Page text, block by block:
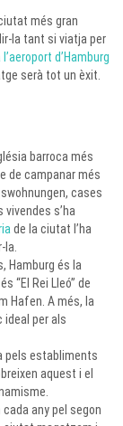
més gran
la tant si viatja per
d’Hamburg
serà tot un èxit.
barroca més
de campanar més
cases
s’ha
de la ciutat l’ha
Hamburg és la
“El Rei Lleó” de
Hafen. A més, la
ideal per als
pels establiments
aquest i el
cada any pel segon